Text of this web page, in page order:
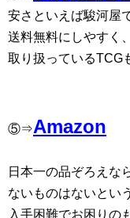
安さといえば駿河屋
送料無料にしやすく
取り扱っているTCG
⑤⇒Amazon
日本一の品ぞろえな
ないものはないとい
入手困難でお困りの